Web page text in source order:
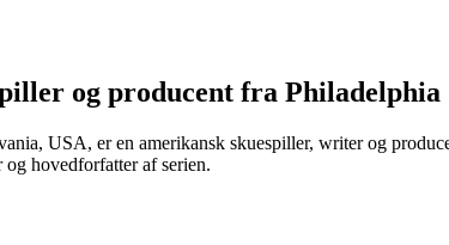
og producent fra Philadelphia
USA, er en amerikansk skuespiller, writer og
hovedforfatter af serien.